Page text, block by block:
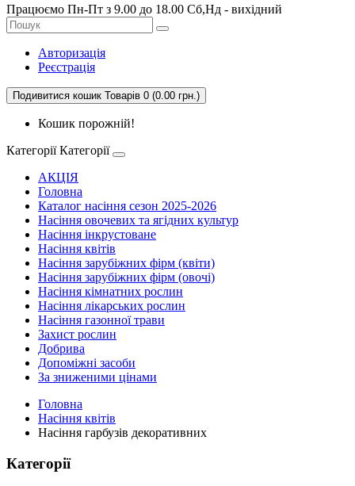
Працюємо Пн-Пт з 9.00 до 18.00 Сб,Нд - вихідний
Авторизація
Реєстрація
Подивитися кошик Товарів 0 (0.00 грн.)
Кошик порожній!
Категорії Категорії
АКЦІЯ
Головна
Каталог насіння сезон 2025-2026
Насіння овочевих та ягідних культур
Насіння інкрустоване
Насіння квітів
Насіння зарубіжних фірм (квіти)
Насіння зарубіжних фірм (овочі)
Насіння кімнатних рослин
Насіння лікарських рослин
Насіння газонної трави
Захист рослин
Добрива
Допоміжні засоби
За зниженими цінами
Головна
Насіння квітів
Насіння гарбузів декоративних
Категорії